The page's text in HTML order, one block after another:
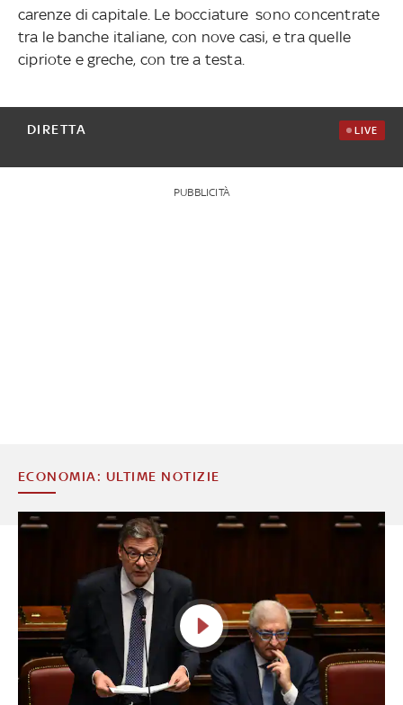
carenze di capitale. Le bocciature sono concentrate
tra le banche italiane, con nove casi, e tra quelle
cipriote e greche, con tre a testa.
DIRETTA LIVE
PUBBLICITÀ
ECONOMIA: ULTIME NOTIZIE